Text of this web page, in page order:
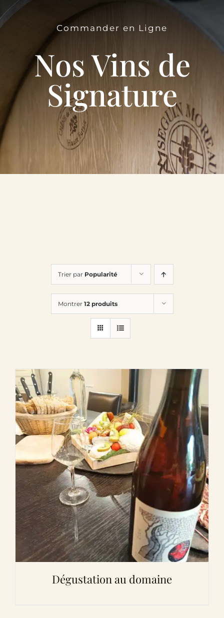
Le Domaine
Œnotourisme
Acheter en ligne
Actualités
Contactez-nous
Commander en Ligne
Nos Vins de
Signature
Trier par Popularité
Montrer 12 produits
Dégustation au domaine